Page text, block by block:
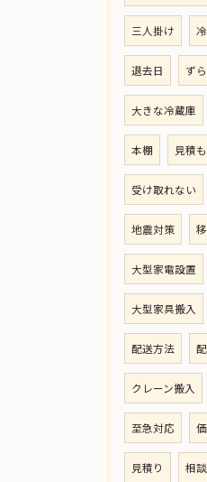
三人掛け
退去日 ず
大きな冷蔵庫
本棚 見積
受け取れない
地震対策
大型家電設置
大型家具搬入
配送方法
クレーン搬入
至急対応
見積り 相談